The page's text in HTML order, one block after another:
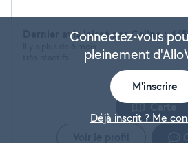
Dernier avis laissé par Celine : 4/5
Il y a plus de 6 mois
Carte
Connectez-vous
pleinement
M'inscrire
Déjà inscrit ? Me